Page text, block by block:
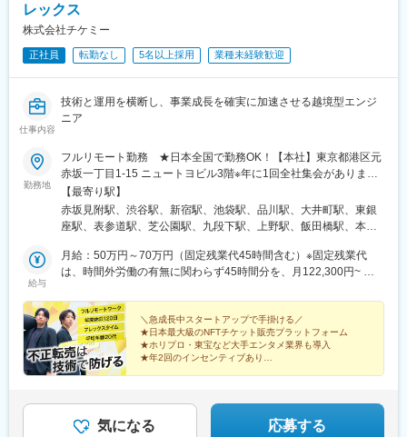
レックス
株式会社チケミー
正社員 転勤なし 5名以上採用 業種未経験歓迎
仕事内容
技術と運用を横断し、事業成長を確実に加速させる越境型エンジ
ニア
勤務地
フルリモート勤務 ★日本全国で勤務OK！【本社】東京都港区元
赤坂一丁目1-15 ニュートヨビル3階※年に1回全社集会があります
が、任意参加です。＜アクセス＞東京メトロ「赤坂見附駅」から
徒歩5分東京メトロ「赤坂駅」から徒歩10分東京メトロ「永田町
駅」から徒歩7分
【最寄り駅】
赤坂見附駅、渋谷駅、新宿駅、池袋駅、品川駅、大井町駅、東銀
座駅、表参道駅、芝公園駅、九段下駅、上野駅、飯田橋駅、本所
(東京都)、南阿佐ケ谷駅、王子駅、荒川二丁目駅、新板橋駅、練馬
駅、梅島駅、京成立石駅、新小岩駅、昭島駅、東秋留駅、若葉台
丘駅、調布駅、田無駅、西八王子駅、羽村駅、東久留米駅、久米
川駅、上北台駅、日野駅(東京都)、府中駅(東京都)、福生駅、町田
駅、武蔵境駅、馬車道駅、京急川崎駅、相模原駅、横須賀中央
駅、平塚駅、鎌倉駅、藤沢駅、風祭駅、北茅ケ崎駅、逗子・葉山
駅、三崎口駅、秦野駅、本厚木駅、鶴間駅、伊勢原駅、海老名駅
(総武線)、大神宮下駅、松戸駅、愛宕駅(千葉県)、京成臼井駅、京
成津田沼駅、柏駅、上総村上駅、流山駅、八千代緑が丘駅、我孫
給与
月給：50万円～70万円（固定残業代45時間含む）※固定残業代
は、時間外労働の有無に関わらず45時間分を、月122,300円~ 月
＼急成長中スタートアップで手掛ける／
★日本最大級のNFTチケット販売プラットフォーム
★ホリプロ・東宝など大手エンタメ業界も導入
★年2回のインセンティブあり
気になる 応募する